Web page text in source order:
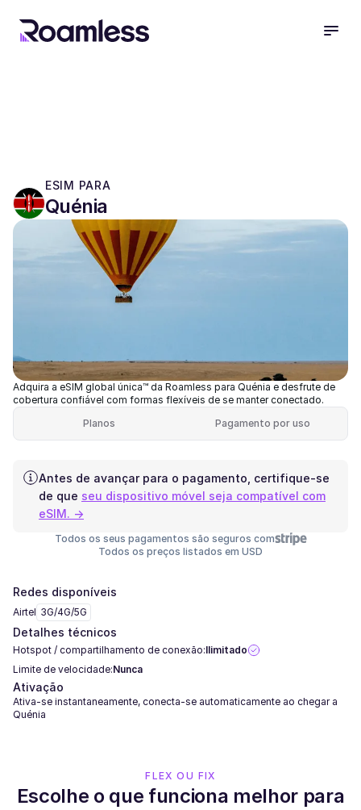
ESIM PARA
Quénia
Adquira a eSIM global única™ da Roamless para Quénia e desfrute de
cobertura confiável com formas flexíveis de se manter conectado.
Planos
Pagamento por uso
Antes de avançar para o pagamento, certifique-se
de que seu dispositivo móvel seja compatível com
eSIM. →
Todos os seus pagamentos são seguros com
Todos os preços listados em USD
Redes disponíveis
Airtel 3G/4G/5G
Detalhes técnicos
Hotspot / compartilhamento de conexão:Ilimitado
Limite de velocidade:Nunca
Ativação
Ativa-se instantaneamente, conecta-se automaticamente ao chegar a
Quénia
FLEX OU FIX
Escolhe o que funciona melhor para